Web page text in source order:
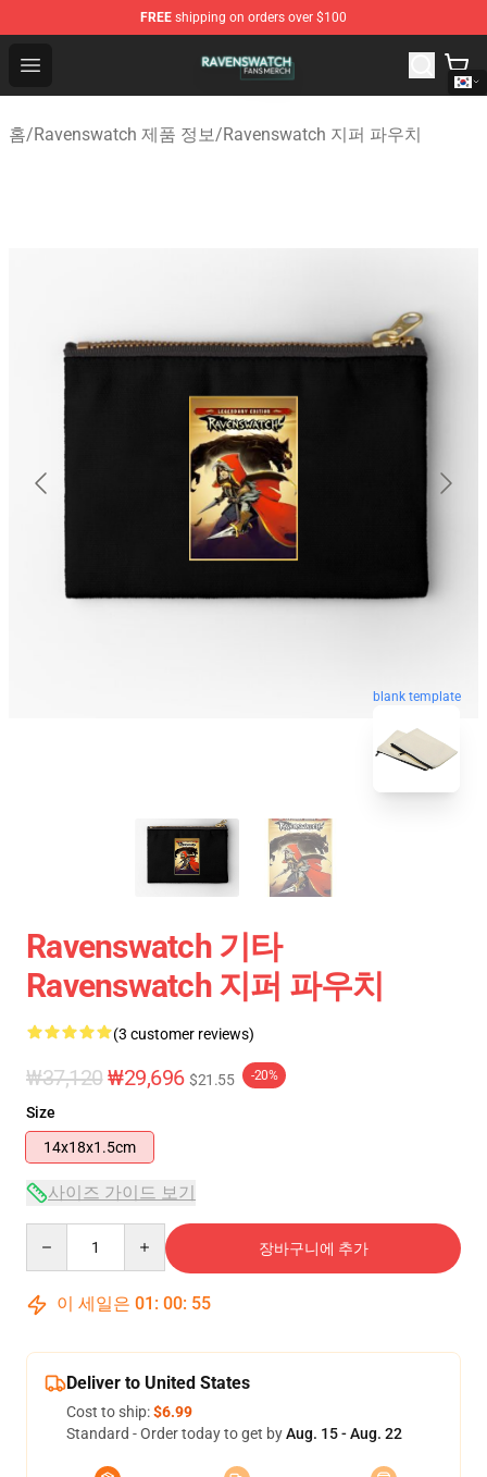
FREE shipping on orders over $100
Open menu
Ravenswatch Shop - Official Ravenswatch Merchandise
홈/Ravenswatch 제품 정보/Ravenswatch 지퍼 파우치
blank template
Ravenswatch 기타
Ravenswatch 지퍼 파우치
(3 customer reviews)
₩37,120₩29,696 $21.55 -20%
Size
14x18x1.5cm
사이즈 가이드 보기
장바구니에 추가
이 세일은 01 : 00: 54
Deliver to United States
Cost to ship:$6.99
Standard - Order today to get byAug. 15 - Aug. 22